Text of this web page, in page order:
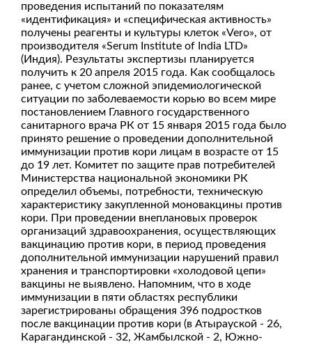
проведения испытаний по показателям
«идентификация» и «специфическая активность»
получены реагенты и культуры клеток «Vero», от
производителя «Serum Institute of India LTD»
(Индия). Результаты экспертизы планируется
получить к 20 апреля 2015 года. Как сообщалось
ранее, с учетом сложной эпидемиологической
ситуации по заболеваемости корью во всем мире
постановлением Главного государственного
санитарного врача РК от 15 января 2015 года было
принято решение о проведении дополнительной
иммунизации против кори лицам в возрасте от 15
до 19 лет. Комитет по защите прав потребителей
Министерства национальной экономики РК
определил объемы, потребности, техническую
характеристику закупленной моновакцины против
кори. При проведении внеплановых проверок
организаций здравоохранения, осуществляющих
вакцинацию против кори, в период проведения
дополнительной иммунизации нарушений правил
хранения и транспортировки «холодовой цепи»
вакцины не выявлено. Напомним, что в ходе
иммунизации в пяти областях республики
зарегистрированы обращения 396 подростков
после вакцинации против кори (в Атырауской - 26,
Карагандинской - 32, Жамбылской - 2, Южно-